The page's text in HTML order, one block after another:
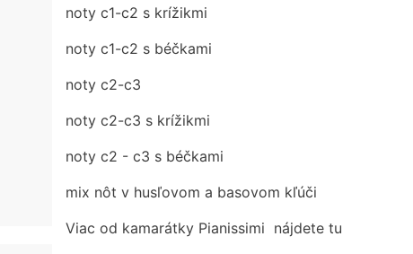
noty c1-c2 s krížikmi
noty c1-c2 s béčkami
noty c2-c3
noty c2-c3 s krížikmi
noty c2 - c3 s béčkami
mix nôt v husľovom a basovom kľúči
Viac od kamarátky Pianissimi nájdete tu